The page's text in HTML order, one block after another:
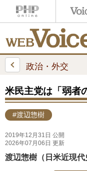
政治・外交
米民主党は「弱者
#渡辺惣樹
2019年12月31日 公開
2026年07月06日 更新
渡辺惣樹（日米近現代